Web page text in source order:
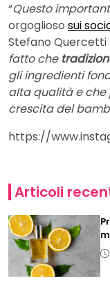
“Questo
orgoglioso sui
Stefano Quercetti
fatto che
gli ingredienti
alta qualità e che
crescita del
https://
Articoli